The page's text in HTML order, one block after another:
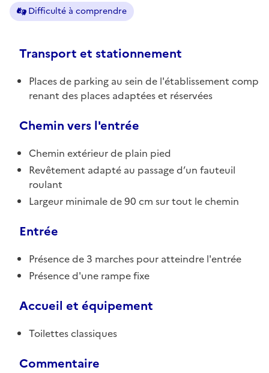
Difficulté à comprendre
Transport et stationnement
Places de parking au sein de l'établissement comp
renant des places adaptées et réservées
Chemin vers l'entrée
Chemin extérieur de plain pied
Revêtement adapté au passage d’un fauteuil
roulant
Largeur minimale de 90 cm sur tout le chemin
Entrée
Présence de 3 marches pour atteindre l'entrée
Présence d'une rampe fixe
Accueil et équipement
Toilettes classiques
Commentaire